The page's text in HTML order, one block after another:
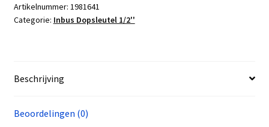
Artikelnummer: 1981641
Categorie: Inbus Dopsleutel 1/2''
Beschrijving
Beoordelingen (0)